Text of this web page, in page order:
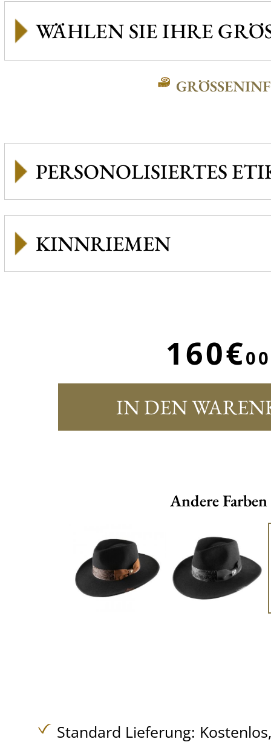
GRÖSSENINFO
PERSONOLISIERTES
KINNRIEMEN
160€00
IN DEN
Andere Farben
Standard Lieferung: